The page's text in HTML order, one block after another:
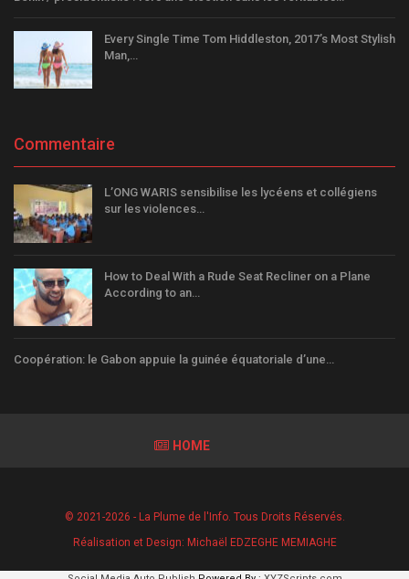
Every Single Time Tom Hiddleston, 2017’s Most Stylish
Man,…
Commentaire
L’ONG WARIS sensibilise les lycéens et collégiens
sur les violences…
How to Deal With a Rude Seat Recliner on a Plane
According to an…
Coopération: le Gabon appuie la guinée équatoriale d’une…
HOME
© 2021-2026 - La Plume de l'Info. Tous Droits Réservés.
Réalisation et Design: Michaël EDZEGHE MEMIAGHE